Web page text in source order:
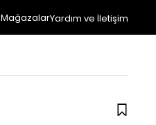
MağazalarYardım ve İletişim